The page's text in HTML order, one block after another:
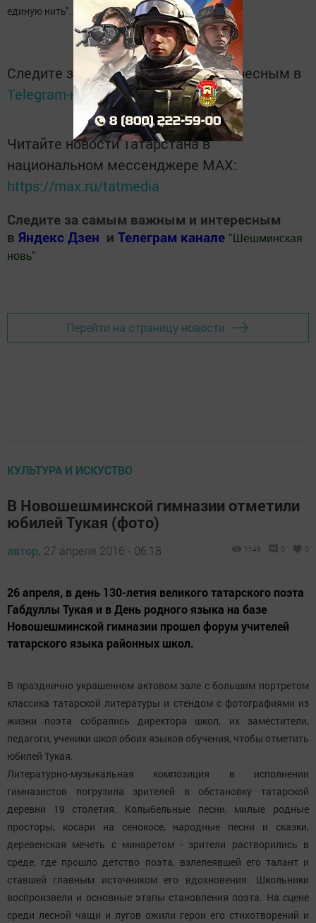
единую нить"..
Следите за самым важным и интересным в
Telegram-каналеТатмедиа
Читайте новости Татарстана в
национальном мессенджере MАХ:
https://max.ru/tatmedia
Следите за самым важным и интересным
в Яндекс Дзен и Телеграм канале " Шешминская
новь"
Перейти на страницу новости
КУЛЬТУРА И ИСКУСТВО
В Новошешминской гимназии отметили
юбилей Тукая (фото)
автор, 27 апреля 2016 - 06:18 1145 0 0
26 апреля, в день 130-летия великого татарского поэта
Габдуллы Тукая и в День родного языка на базе
Новошешминской гимназии прошел форум учителей
татарского языка районных школ.
В празднично украшенном актовом зале с большим портретом
классика татарской литературы и стендом с фотографиями из
жизни поэта собрались директора школ, их заместители,
педагоги, ученики школ обоих языков обучения, чтобы отметить
юбилей Тукая.
Литературно-музыкальная композиция в исполнении
гимназистов погрузила зрителей в обстановку татарской
деревни 19 столетия. Колыбельные песни, милые родные
просторы, косари на сенокосе, народные песни и сказки,
деревенская мечеть с минаретом - зрители растворились в
среде, где прошло детство поэта, взлелеявшей его талант и
ставшей главным источником его вдохновения. Школьники
воспроизвели и основные этапы становления поэта. На сцене
среди лесной чащи и лугов ожили герои его стихотворений и